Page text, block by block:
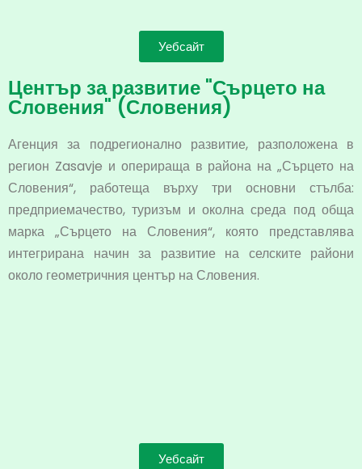
Уебсайт
Център за развитие "Сърцето на
Словения" (Словения)
Агенция за подрегионално развитие, разположена в
регион Zasavje и оперираща в района на „Сърцето на
Словения“, работеща върху три основни стълба:
предприемачество, туризъм и околна среда под обща
марка „Сърцето на Словения“, която представлява
интегрирана начин за развитие на селските райони
около геометричния център на Словения.
Уебсайт